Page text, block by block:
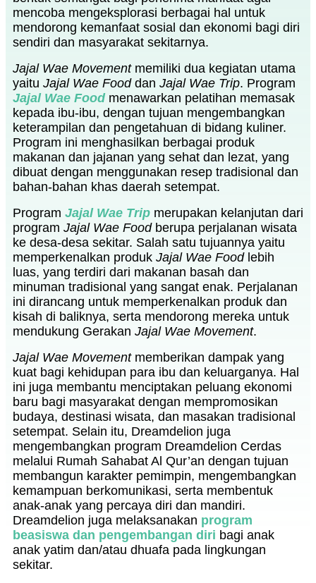
mencoba mengeksplorasi berbagai hal untuk
mendorong kemanfaat sosial dan ekonomi bagi diri
sendiri dan masyarakat sekitarnya.
Jajal Wae Movementmemiliki dua kegiatan utama
yaitu Jajal Wae Fooddan Jajal Wae Trip. Program
Jajal Wae Foodmenawarkan pelatihan memasak
kepada ibu-ibu, dengan tujuan mengembangkan
keterampilan dan pengetahuan di bidang kuliner.
Program ini menghasilkan berbagai produk
makanan dan jajanan yang sehat dan lezat, yang
dibuat dengan menggunakan resep tradisional dan
bahan-bahan khas daerah setempat.
Program Jajal Wae Trip merupakan kelanjutan dari
program Jajal Wae Foodberupa perjalanan wisata
ke desa-desa sekitar. Salah satu tujuannya yaitu
memperkenalkan produk Jajal Wae Food lebih
luas, yang terdiri dari makanan basah dan
minuman tradisional yang sangat enak. Perjalanan
ini dirancang untuk memperkenalkan produk dan
kisah di baliknya, serta mendorong mereka untuk
mendukung Gerakan Jajal Wae Movement.
Jajal Wae Movementmemberikan dampak yang
kuat bagi kehidupan para ibu dan keluarganya. Hal
ini juga membantu menciptakan peluang ekonomi
baru bagi masyarakat dengan mempromosikan
budaya, destinasi wisata, dan masakan tradisional
setempat. Selain itu, Dreamdelion juga
mengembangkan program Dreamdelion Cerdas
melalui Rumah Sahabat Al Qur’an dengan tujuan
membangun karakter pemimpin, mengembangkan
kemampuan berkomunikasi, serta membentuk
anak-anak yang percaya diri dan mandiri.
Dreamdelion juga melaksanakan program
beasiswa dan pengembangan diri bagi anak
anak yatim dan/atau dhuafa pada lingkungan
sekitar.